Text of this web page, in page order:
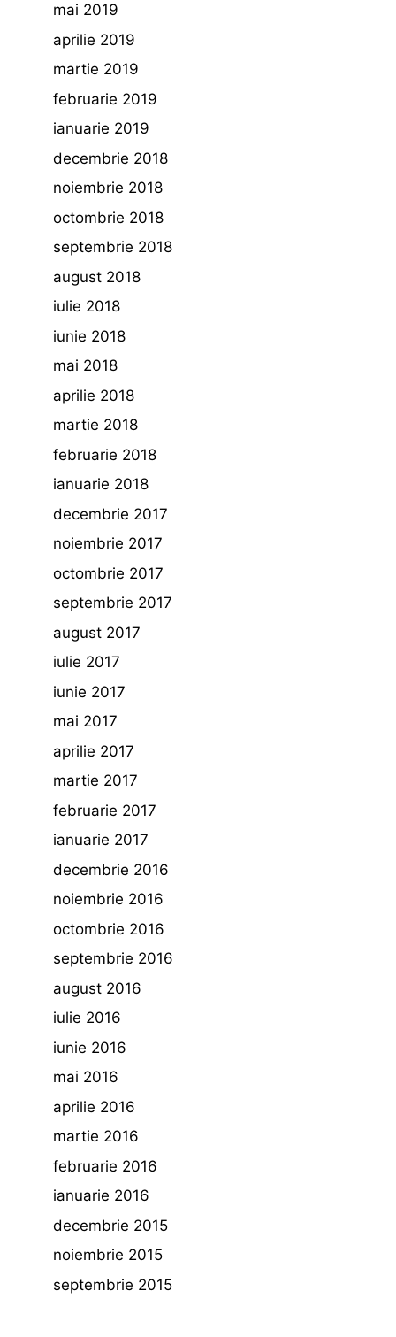
mai 2019
aprilie 2019
martie 2019
februarie 2019
ianuarie 2019
decembrie 2018
noiembrie 2018
octombrie 2018
septembrie 2018
august 2018
iulie 2018
iunie 2018
mai 2018
aprilie 2018
martie 2018
februarie 2018
ianuarie 2018
decembrie 2017
noiembrie 2017
octombrie 2017
septembrie 2017
august 2017
iulie 2017
iunie 2017
mai 2017
aprilie 2017
martie 2017
februarie 2017
ianuarie 2017
decembrie 2016
noiembrie 2016
octombrie 2016
septembrie 2016
august 2016
iulie 2016
iunie 2016
mai 2016
aprilie 2016
martie 2016
februarie 2016
ianuarie 2016
decembrie 2015
noiembrie 2015
septembrie 2015